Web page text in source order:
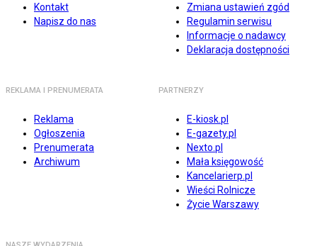
Kontakt
Napisz do nas
Zmiana ustawień zgód
Regulamin serwisu
Informacje o nadawcy
Deklaracja dostępności
REKLAMA I PRENUMERATA
Reklama
Ogłoszenia
Prenumerata
Archiwum
PARTNERZY
E-kiosk.pl
E-gazety.pl
Nexto.pl
Mała księgowość
Kancelarierp.pl
Wieści Rolnicze
Życie Warszawy